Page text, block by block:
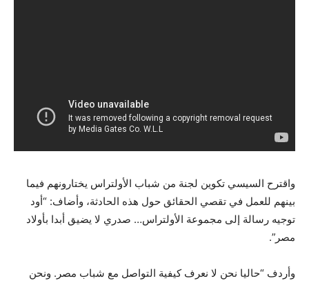
واقترح السيسي تكوين لجنة من شباب الأولتراس يختارونهم فيما
بينهم للعمل في تقصي الحقائق حول هذه الحادثة، وأضاف: “أود
توجيه رسالة إلى مجموعة الأولتراس… صدري لا يضيق أبدا بأولاد
مصر”.
وأردف “حاليا نحن لا نعرف كيفية التواصل مع شباب مصر. ونحن